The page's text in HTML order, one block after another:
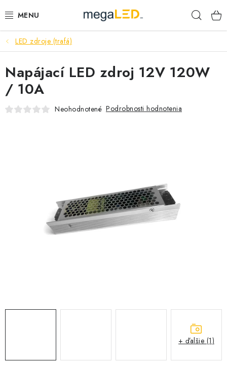
na
PRIEMYSEL
SVIETIDLÁ
ŽIAROVKY A TRUBICE
SAMSUNG SVIETIDLÁ
SOLÁRNE SYSTÉMY
OBCHODNÉ PODMIENKY
O NÁS - MEGALED & JANTON ZÁKAMENNÉ
LED zdroje (trafá)
Napájací LED zdroj 12V 120W
/ 10A
Neohodnotené Podrobnosti hodnotenia
+ ďalšie (1)